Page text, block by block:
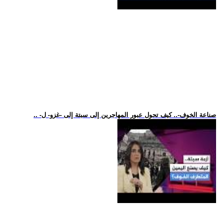
.. -صناعة الخوف-.. كيف تحول عبور المهاجرين إلى سبتة إلى -غزو- ل